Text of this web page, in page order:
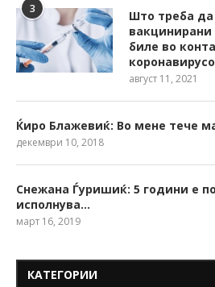
3
Што треба
биле во
август 11, 2021
Ќиро Блажевиќ: Во мене тече
декември 10, 2018
Снежана Ѓуришиќ: 5 години е
исполнува…
март 16, 2019
КАТЕГОРИИ